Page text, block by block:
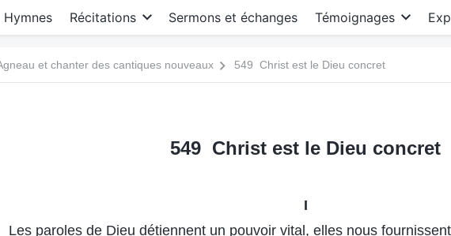
Hymnes Récitations Sermons et échanges Témoignages
et chanter des cantiques nouveaux 549 Christ est le Dieu concret
549 Christ est le Dieu concret
I
Les paroles de Dieu détiennent un pouvoir vital, elles nous